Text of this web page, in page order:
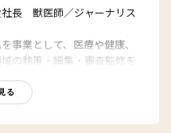
社長 獣医師／ジャーナリス
事業として、医療や健康、
の執筆・編集・審査監修を
日経メディカル」「日経バ
者、記者を務めた後、医療
などを経て、2017年に会社
る